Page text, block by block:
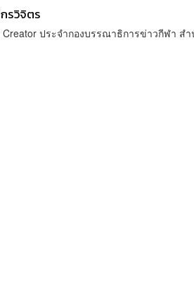
รวิจิตร
Creator ประจำกองบรรณาธิการข่าวกีฬา ส